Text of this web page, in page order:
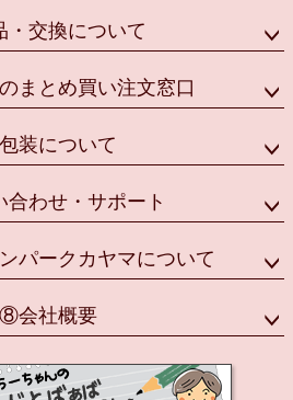
交換について
まとめ買い注文窓口
装について
わせ・サポート
パークカヤマについて
⑧会社概要